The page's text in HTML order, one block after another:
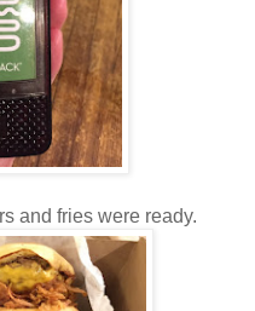
and fries were ready.